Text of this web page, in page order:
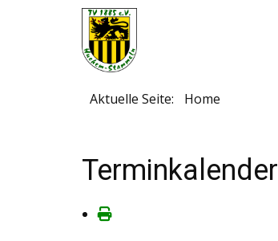
Aktuelle Seite: Home
Terminkalender